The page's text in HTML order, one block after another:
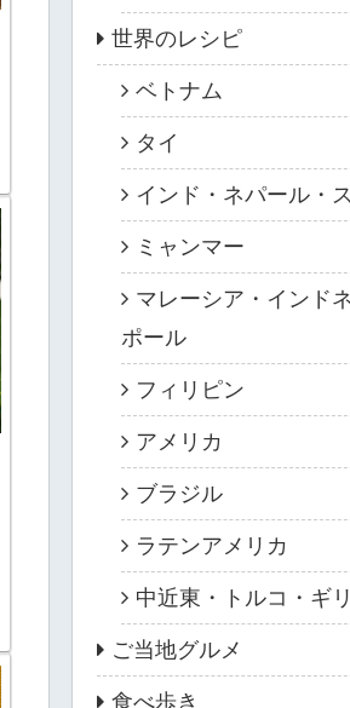
世界のレシピ
ベトナム
タイ
インド・ネパール・
ミャンマー
マレーシア・インド
ポール
フィリピン
アメリカ
ブラジル
ラテンアメリカ
中近東・トルコ・ギ
ご当地グルメ
食べ歩き